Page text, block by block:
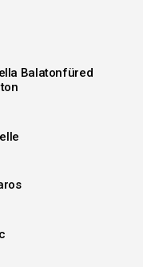
Balatonfüred